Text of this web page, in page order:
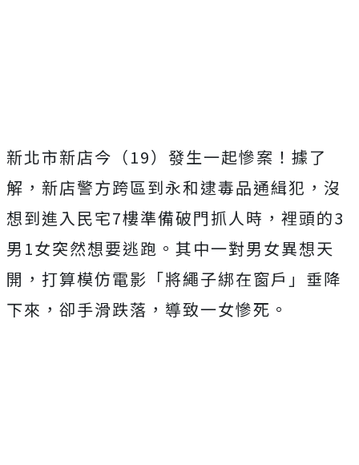
新北市新店今（19）發生一起慘案！據了
解，新店警方跨區到永和逮毒品通緝犯，沒
想到進入民宅7樓準備破門抓人時，裡頭的3
男1女突然想要逃跑。其中一對男女異想天
開，打算模仿電影「將繩子綁在窗戶」垂降
下來，卻手滑跌落，導致一女慘死。